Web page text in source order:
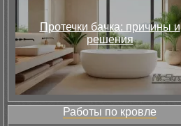
Протечки бачка: причины и
решения
Работы по кровле